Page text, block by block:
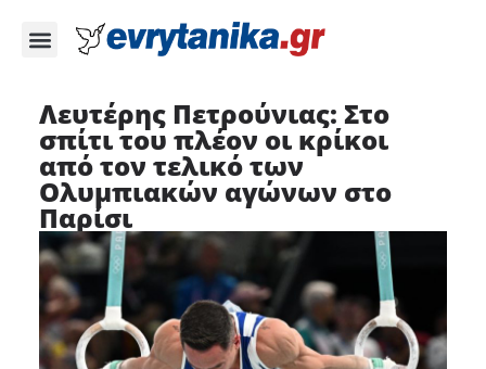
Λευτέρης Πετρούνιας: Στο
σπίτι του πλέον οι κρίκοι
από τον τελικό των
Ολυμπιακών αγώνων στο
Παρίσι